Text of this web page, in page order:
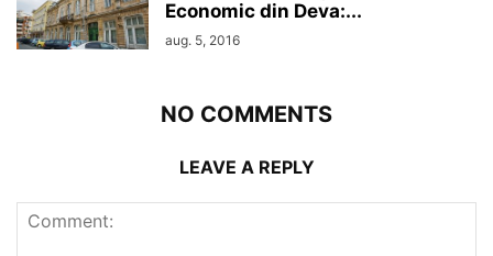
Economic din Deva:...
aug. 5, 2016
NO COMMENTS
LEAVE A REPLY